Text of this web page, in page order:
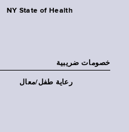
NY State of Health
خصومات ضريبية
رعاية طفل/معال